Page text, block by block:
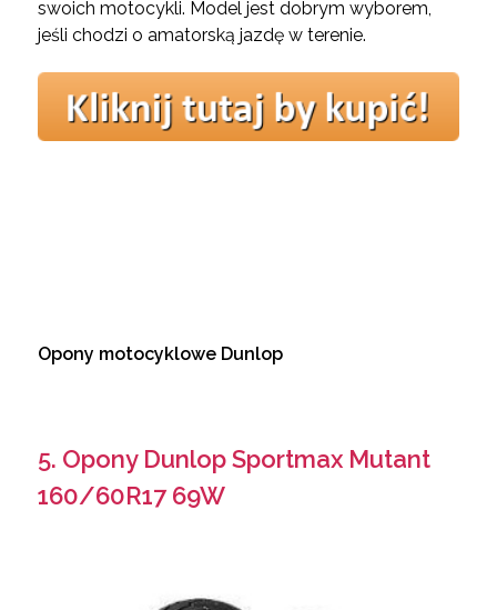
swoich motocykli. Model jest dobrym wyborem,
jeśli chodzi o amatorską jazdę w terenie.
Opony motocyklowe Dunlop
5. Opony Dunlop Sportmax Mutant
160/60R17 69W